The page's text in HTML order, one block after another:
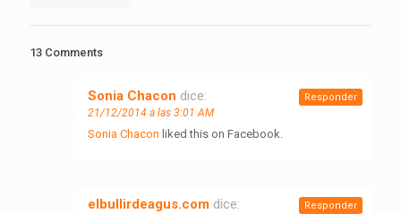
13 Comments
Sonia Chacon dice:
21/12/2014 a las 3:01 AM
Sonia Chacon liked this on Facebook.
Responder
elbullirdeagus.com dice: Responder